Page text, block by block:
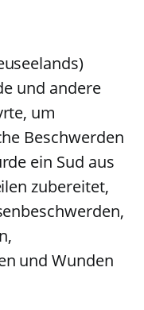
und andere
um
Beschwerden
ein Sud aus
zubereitet,
und Wunden